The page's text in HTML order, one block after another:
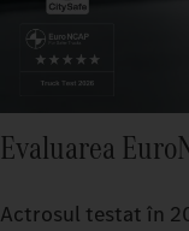
Evaluarea
Actrosul testat în